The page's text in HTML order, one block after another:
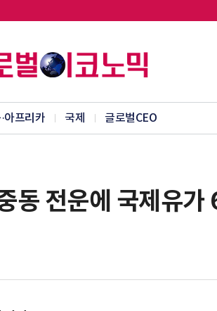
아프리카 국제 글로벌CEO
전운에 국제유가